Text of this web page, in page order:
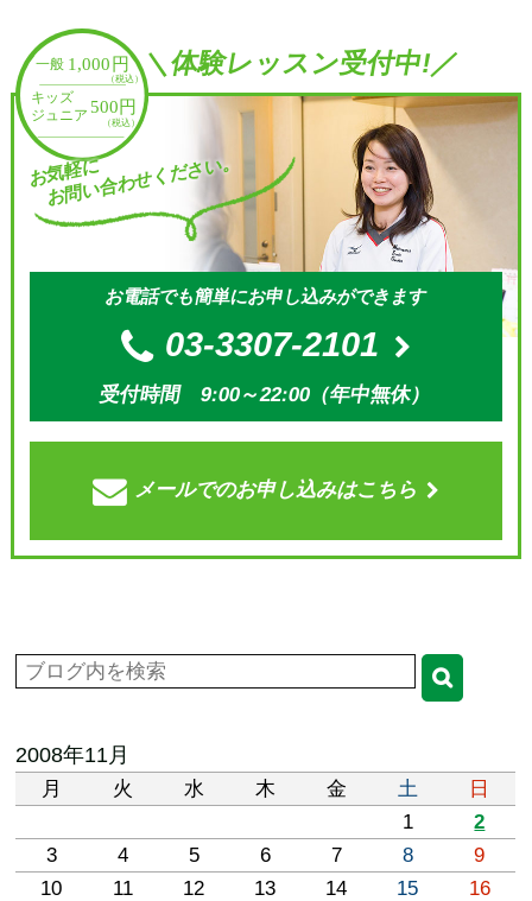
＼体験レッスン受付中!／
お気軽に
お問い合わせください。
お電話でも簡単にお申し込みができます
03-3307-2101
受付時間 9:00～22:00（年中無休）
メールでのお申し込みはこちら
2008年11月
月 火 水 木 金 土
日
1
2
3
4 5 6 7 8
9
10
11 12 13 14 15
16